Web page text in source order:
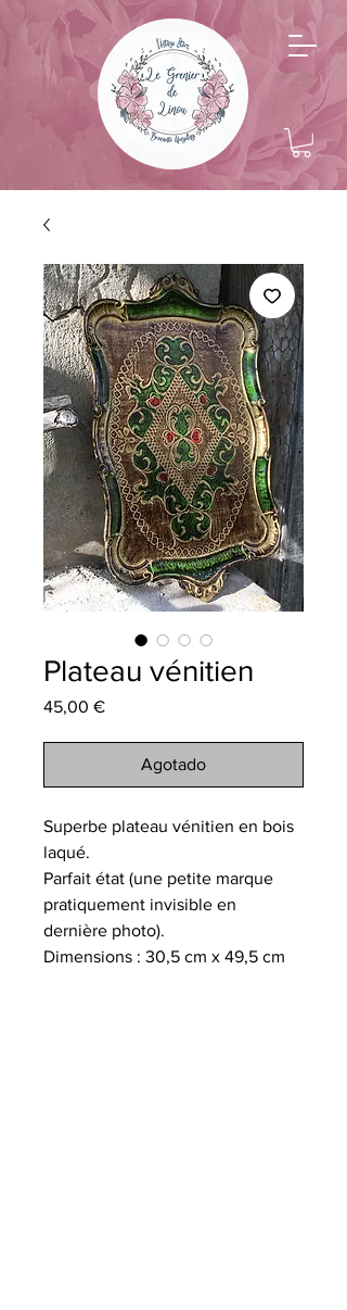
Plateau vénitien
45,00 €Precio
Agotado
Superbe plateau vénitien en bois
laqué.
Parfait état (une petite marque
pratiquement invisible en
dernière photo).
Dimensions : 30,5 cm x 49,5 cm